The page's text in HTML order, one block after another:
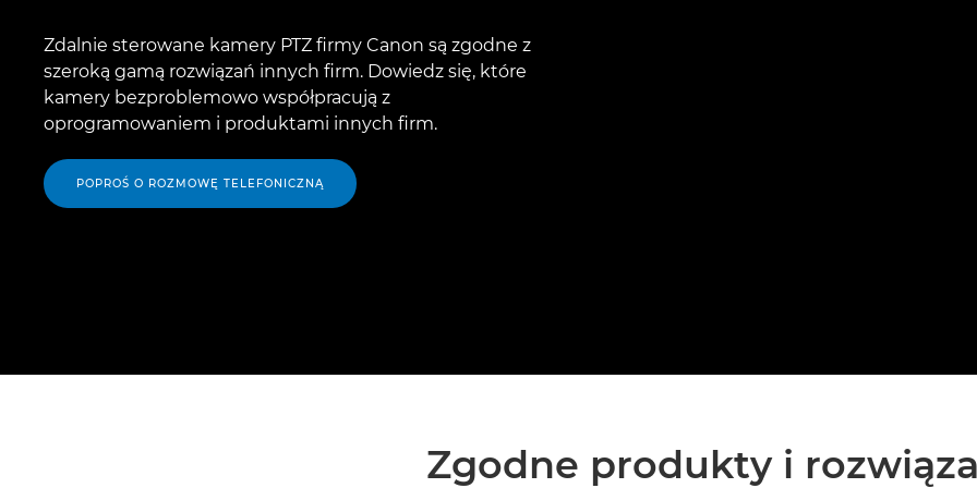
Zdalnie sterowane kamery PTZ firmy Canon są zgodne z
szeroką gamą rozwiązań innych firm. Dowiedz się, które
kamery bezproblemowo współpracują z
oprogramowaniem i produktami innych firm.
POPROŚ O ROZMOWĘ TELEFONICZNĄ
Zgodne produkty i